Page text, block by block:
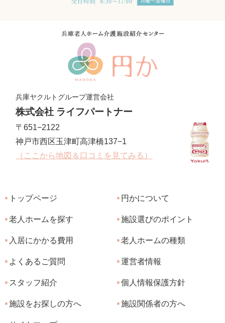
兵庫ヤクルトグループ運営会社
株式会社 ライフパートナー
〒651−2122
神戸市西区玉津町高津橋137−1
（ここから地図＆口コミを見てみる）
トップページ 円かについて
老人ホームを探す 施設選びのポイント
入居にかかる費用 老人ホームの種類
よくあるご質問 運営者情報
スタッフ紹介 個人情報保護方針
施設をお探しの方へ 施設関係者の方へ